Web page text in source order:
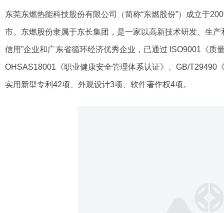
东莞东燃热能科技股份有限公司（简称“东燃股份”）成立于
市。东燃股份隶属于东长集团，是一家以高新技术研发、生
信用”企业和广东省循环经济优秀企业，已通过 ISO9001《质
OHSAS18001《职业健康安全管理体系认证》、GB/T29490
实用新型专利42项、外观设计3项、软件著作权4项。